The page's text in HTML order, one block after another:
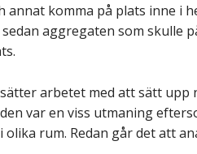
annat komma på plats inne i
aggregaten som skulle
arbetet med att sätt upp
var en viss utmaning
olika rum. Redan går det att